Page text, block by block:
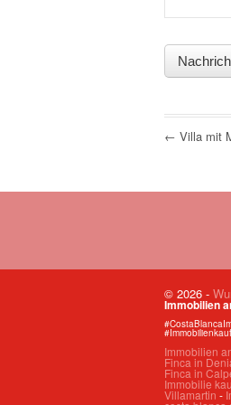
← Villa mit
© 2026 -
Immobilien
Immobilien
Finca in
Finca in
Immobilie
Villamartin -